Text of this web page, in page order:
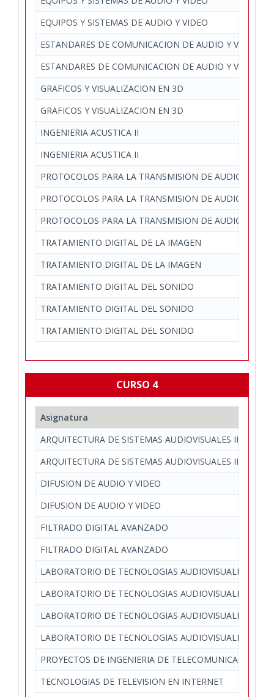
EQUIPOS Y SISTEMAS DE AUDIO Y VIDEO
ESTANDARES DE COMUNICACION DE AUDIO Y VIDEO
ESTANDARES DE COMUNICACION DE AUDIO Y VIDEO
GRAFICOS Y VISUALIZACION EN 3D
GRAFICOS Y VISUALIZACION EN 3D
INGENIERIA ACUSTICA II
INGENIERIA ACUSTICA II
PROTOCOLOS PARA LA TRANSMISION DE AUDIO Y
PROTOCOLOS PARA LA TRANSMISION DE AUDIO Y
PROTOCOLOS PARA LA TRANSMISION DE AUDIO Y
TRATAMIENTO DIGITAL DE LA IMAGEN
TRATAMIENTO DIGITAL DE LA IMAGEN
TRATAMIENTO DIGITAL DEL SONIDO
TRATAMIENTO DIGITAL DEL SONIDO
TRATAMIENTO DIGITAL DEL SONIDO
CURSO 4
Asignatura
ARQUITECTURA DE SISTEMAS AUDIOVISUALES II
ARQUITECTURA DE SISTEMAS AUDIOVISUALES II
DIFUSION DE AUDIO Y VIDEO
DIFUSION DE AUDIO Y VIDEO
FILTRADO DIGITAL AVANZADO
FILTRADO DIGITAL AVANZADO
LABORATORIO DE TECNOLOGIAS AUDIOVISUALES EN
LABORATORIO DE TECNOLOGIAS AUDIOVISUALES EN
LABORATORIO DE TECNOLOGIAS AUDIOVISUALES EN
LABORATORIO DE TECNOLOGIAS AUDIOVISUALES EN
PROYECTOS DE INGENIERIA DE TELECOMUNICACION
TECNOLOGIAS DE TELEVISION EN INTERNET